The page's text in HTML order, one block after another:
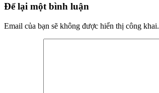
Để lại một bình luận
Email của bạn sẽ không được hiển thị công khai.